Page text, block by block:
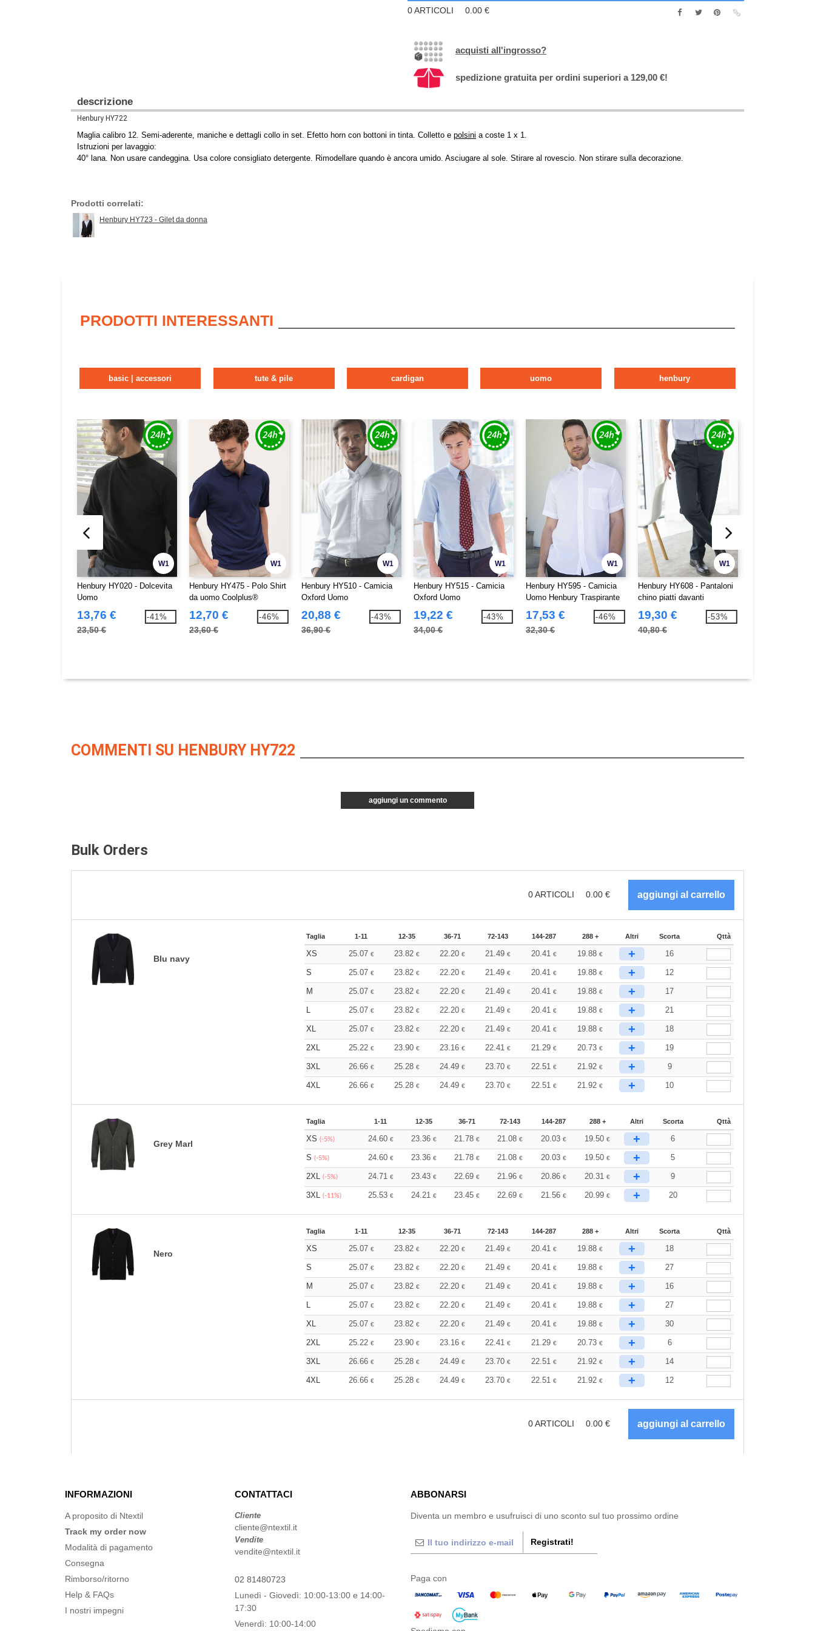
0ARTICOLI 0.00 €
acquisti all'ingrosso?
spedizione gratuita per ordini superiori a 129,00 €!
descrizione
Henbury HY722
Maglia calibro 12. Semi-aderente, maniche e dettagli collo in set. Efetto horn con bottoni in tinta. Colletto e polsini a coste 1 x 1.
Istruzioni per lavaggio:
40° lana. Non usare candeggina. Usa colore consigliato detergente. Rimodellare quando è ancora umido. Asciugare al sole. Stirare al rovescio. Non stirare sulla decorazione.
Prodotti correlati:
Henbury HY723 - Gilet da donna
PRODOTTI INTERESSANTI
basic | accessori tute & pile cardigan uomo henbury
W1
Henbury HY020 - Dolcevita
Uomo
13,76 €
23,50 €
-41%
W1
Henbury HY475 - Polo Shirt
da uomo Coolplus®
12,70 €
23,60 €
-46%
W1
Henbury HY510 - Camicia
Oxford Uomo
20,88 €
36,90 €
-43%
W1
Henbury HY515 - Camicia
Oxford Uomo
19,22 €
34,00 €
-43%
W1
Henbury HY595 - Camicia
Uomo Henbury Traspirante
17,53 €
32,30 €
-46%
W1
Henbury HY608 - Pantaloni
chino piatti davanti
19,30 €
40,80 €
-53%
COMMENTI SU HENBURY HY722
aggiungi un commento
Bulk Orders
0ARTICOLI 0.00 €
Blu navy
Taglia 1-11 12-35 36-71 72-143 144-287 288 + Altri Scorta Qttà
XS 25.07 € 23.82 € 22.20 € 21.49€ 20.41€ 19.88€ + 16
S 25.07 € 23.82 € 22.20 € 21.49€ 20.41€ 19.88€ + 12
M 25.07 € 23.82 € 22.20 € 21.49€ 20.41€ 19.88€ + 17
L 25.07 € 23.82 € 22.20 € 21.49€ 20.41€ 19.88€ + 21
XL 25.07 € 23.82 € 22.20 € 21.49€ 20.41€ 19.88€ + 18
2XL 25.22 € 23.90 € 23.16 € 22.41€ 21.29€ 20.73€ + 19
3XL 26.66 € 25.28 € 24.49 € 23.70€ 22.51€ 21.92€ + 9
4XL 26.66 € 25.28 € 24.49 € 23.70€ 22.51€ 21.92€ + 10
Grey Marl
Taglia 1-11 12-35 36-71 72-143 144-287 288 + Altri Scorta Qttà
XS(-5%) 24.60 € 23.36 € 21.78 € 21.08€ 20.03€ 19.50€ + 6
S(-5%) 24.60 € 23.36 € 21.78 € 21.08€ 20.03€ 19.50€ + 5
2XL(-5%) 24.71 € 23.43 € 22.69 € 21.96€ 20.86€ 20.31€ + 9
3XL(-11%) 25.53 € 24.21 € 23.45 € 22.69€ 21.56€ 20.99€ + 20
Nero
Taglia 1-11 12-35 36-71 72-143 144-287 288 + Altri Scorta Qttà
XS 25.07 € 23.82 € 22.20 € 21.49€ 20.41€ 19.88€ + 18
S 25.07 € 23.82 € 22.20 € 21.49€ 20.41€ 19.88€ + 27
M 25.07 € 23.82 € 22.20 € 21.49€ 20.41€ 19.88€ + 16
L 25.07 € 23.82 € 22.20 € 21.49€ 20.41€ 19.88€ + 27
XL 25.07 € 23.82 € 22.20 € 21.49€ 20.41€ 19.88€ + 30
2XL 25.22 € 23.90 € 23.16 € 22.41€ 21.29€ 20.73€ + 6
3XL 26.66 € 25.28 € 24.49 € 23.70€ 22.51€ 21.92€ + 14
4XL 26.66 € 25.28 € 24.49 € 23.70€ 22.51€ 21.92€ + 12
0ARTICOLI 0.00 €
INFORMAZIONI
A proposito di Ntextil
Track my order now
Modalità di pagamento
Consegna
Rimborso/ritorno
Help & FAQs
I nostri impegni
CONTATTACI
Cliente
cliente@ntextil.it
Vendite
vendite@ntextil.it
02 81480723
Lunedì - Giovedì: 10:00-13:00 e 14:00-
17:30
Venerdì: 10:00-14:00
ABBONARSI
Diventa un membro e usufruisci di uno sconto sul tuo prossimo ordine
Registrati!
Paga con